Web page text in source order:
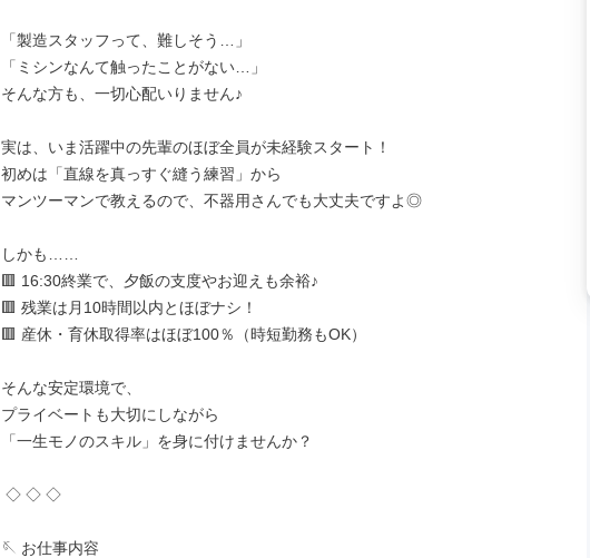
「製造スタッフって、難しそう…」
「ミシンなんて触ったことがない…」
そんな方も、一切心配いりません♪
実は、いま活躍中の先輩のほぼ全員が未経験スタート！
初めは「直線を真っすぐ縫う練習」から
マンツーマンで教えるので、不器用さんでも大丈夫ですよ◎
しかも……
🟥 16:30終業で、夕飯の支度やお迎えも余裕♪
🟥 残業は月10時間以内とほぼナシ！
🟥 産休・育休取得率はほぼ100％（時短勤務もOK）
そんな安定環境で、
プライベートも大切にしながら
「一生モノのスキル」を身に付けませんか？
🪡 お仕事内容